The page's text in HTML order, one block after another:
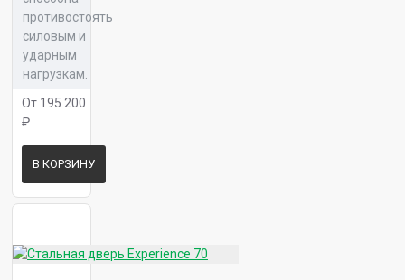
Панель 16 ФК 16
Панель 16 ФК 17
Панель 16 ФК 18
противостоять
силовым и
ударным
нагрузкам.
От 195 200
₽
В КОРЗИНУ